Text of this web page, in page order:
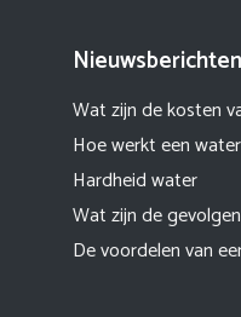
Nieuwsberichten
Wat zijn de kosten
Hoe werkt een
Hardheid water
Wat zijn de
De voordelen van